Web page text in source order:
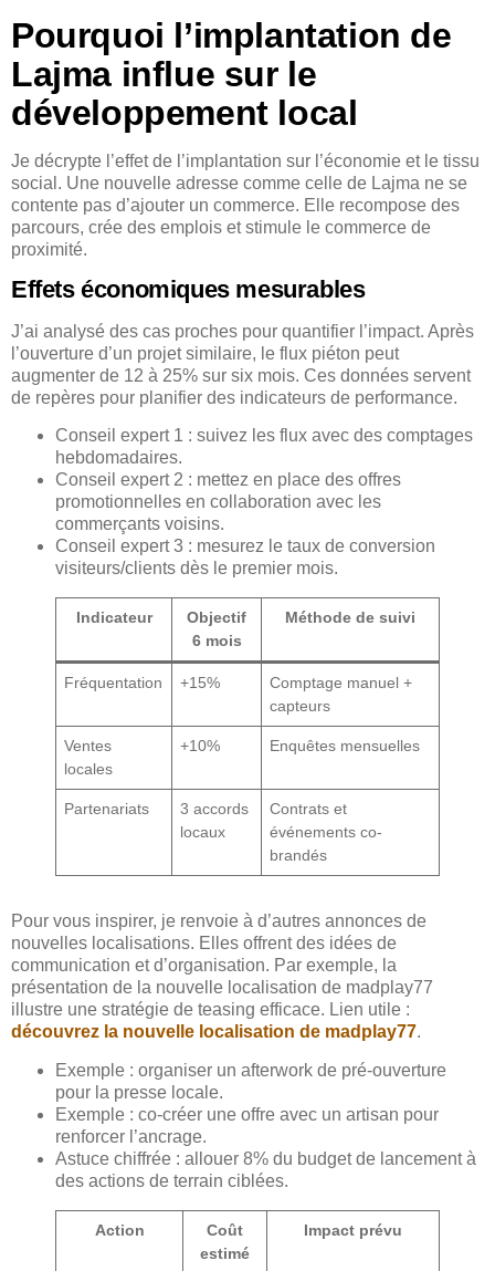
Pourquoi l’implantation de
Lajma influe sur le
développement local
Je décrypte l’effet de l’implantation sur l’économie et le tissu
social. Une nouvelle adresse comme celle de Lajma ne se
contente pas d’ajouter un commerce. Elle recompose des
parcours, crée des emplois et stimule le commerce de
proximité.
Effets économiques mesurables
J’ai analysé des cas proches pour quantifier l’impact. Après
l’ouverture d’un projet similaire, le flux piéton peut
augmenter de 12 à 25% sur six mois. Ces données servent
de repères pour planifier des indicateurs de performance.
Conseil expert 1 : suivez les flux avec des comptages
hebdomadaires.
Conseil expert 2 : mettez en place des offres
promotionnelles en collaboration avec les
commerçants voisins.
Conseil expert 3 : mesurez le taux de conversion
visiteurs/clients dès le premier mois.
Indicateur
Objectif
6 mois
Méthode de suivi
Fréquentation +15%
Comptage manuel +
capteurs
Ventes
locales
+10% Enquêtes mensuelles
Partenariats
3 accords
locaux
Contrats et
événements co-
brandés
Pour vous inspirer, je renvoie à d’autres annonces de
nouvelles localisations. Elles offrent des idées de
communication et d’organisation. Par exemple, la
présentation de la nouvelle localisation de madplay77
illustre une stratégie de teasing efficace. Lien utile :
découvrez la nouvelle localisation de madplay77.
Exemple : organiser un afterwork de pré-ouverture
pour la presse locale.
Exemple : co-créer une offre avec un artisan pour
renforcer l’ancrage.
Astuce chiffrée : allouer 8% du budget de lancement à
des actions de terrain ciblées.
Action
Coût
estimé
Impact prévu